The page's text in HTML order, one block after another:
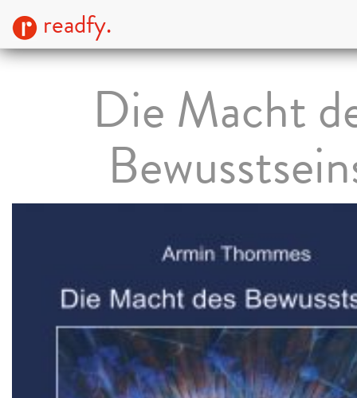
readfy.
Die Macht